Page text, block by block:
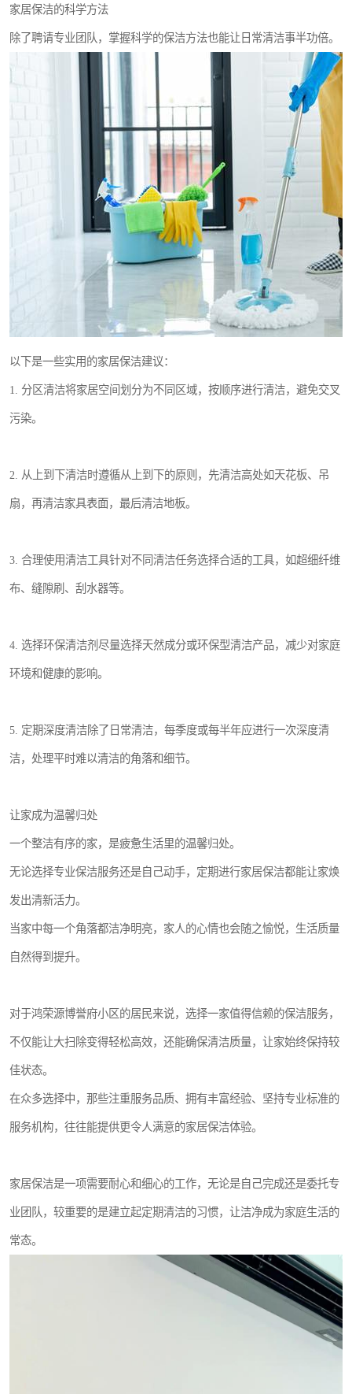
家居保洁的科学方法
除了聘请专业团队，掌握科学的保洁方法也能让日常清洁事半功倍。
以下是一些实用的家居保洁建议：
1. 分区清洁将家居空间划分为不同区域，按顺序进行清洁，避免交叉
污染。
2. 从上到下清洁时遵循从上到下的原则，先清洁高处如天花板、吊
扇，再清洁家具表面，最后清洁地板。
3. 合理使用清洁工具针对不同清洁任务选择合适的工具，如超细纤维
布、缝隙刷、刮水器等。
4. 选择环保清洁剂尽量选择天然成分或环保型清洁产品，减少对家庭
环境和健康的影响。
5. 定期深度清洁除了日常清洁，每季度或每半年应进行一次深度清
洁，处理平时难以清洁的角落和细节。
让家成为温馨归处
一个整洁有序的家，是疲惫生活里的温馨归处。
无论选择专业保洁服务还是自己动手，定期进行家居保洁都能让家焕
发出清新活力。
当家中每一个角落都洁净明亮，家人的心情也会随之愉悦，生活质量
自然得到提升。
对于鸿荣源博誉府小区的居民来说，选择一家值得信赖的保洁服务，
不仅能让大扫除变得轻松高效，还能确保清洁质量，让家始终保持较
佳状态。
在众多选择中，那些注重服务品质、拥有丰富经验、坚持专业标准的
服务机构，往往能提供更令人满意的家居保洁体验。
家居保洁是一项需要耐心和细心的工作，无论是自己完成还是委托专
业团队，较重要的是建立起定期清洁的习惯，让洁净成为家庭生活的
常态。